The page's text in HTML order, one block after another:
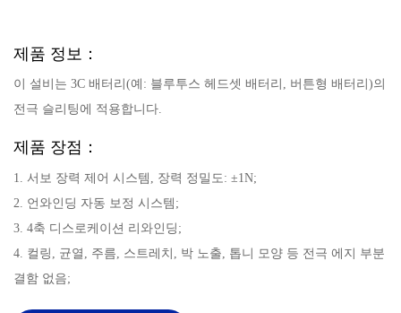
제품 정보：
이 설비는 3C 배터리(예: 블루투스 헤드셋 배터리, 버튼형 배터리)의
전극 슬리팅에 적용합니다.
제품 장점：
1. 서보 장력 제어 시스템, 장력 정밀도: ±1N;
2. 언와인딩 자동 보정 시스템;
3. 4축 디스로케이션 리와인딩;
4. 컬링, 균열, 주름, 스트레치, 박 노출, 톱니 모양 등 전극 에지 부분
결함 없음;